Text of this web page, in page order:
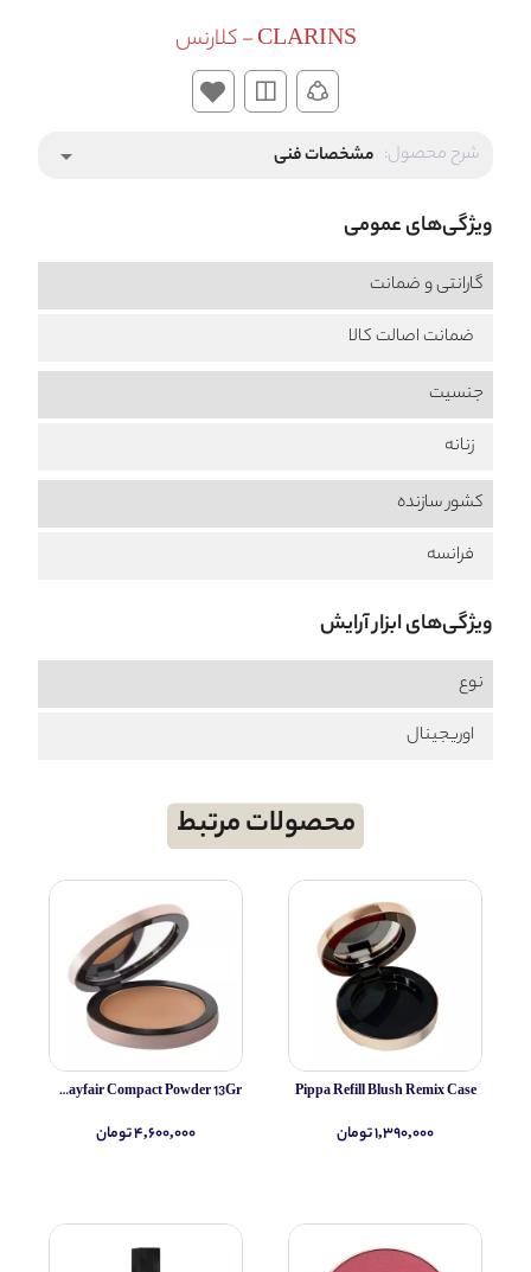
CLARINS - کلارنس
شرح محصول: مشخصات فنی arrow_drop_down
ویژگی‌های عمومی
گارانتی و ضمانت
ضمانت اصالت کالا
جنسیت
زنانه
کشور سازنده
فرانسه
ویژگی‌های ابزار آرایش
نوع
اوریجینال
محصولات مرتبط
Pippa Refill Blush Remix Case
۱,۳۹۰,۰۰۰ تومان
Pippa Poudre Compacte Mayfair Compact Powder 13Gr
۴,۶۰۰,۰۰۰ تومان